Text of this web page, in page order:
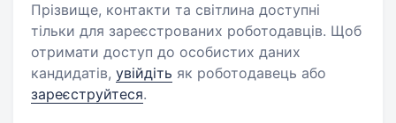
Прізвище, контакти та світлина доступні
тільки для зареєстрованих роботодавців. Щоб
отримати доступ до особистих даних
кандидатів, увійдіть як роботодавець або
зареєструйтеся.